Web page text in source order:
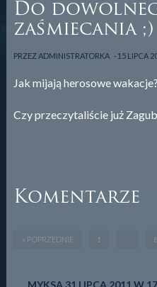
Do
zaśmiecania
PRZEZADMINISTRATORKA 15 LIPCA
Jak mijają herosowe wakacje?
Czy przeczytaliście już
Komentarze
« POPRZEDNIE 1
MYKSA 31 LIPCA 2011 W